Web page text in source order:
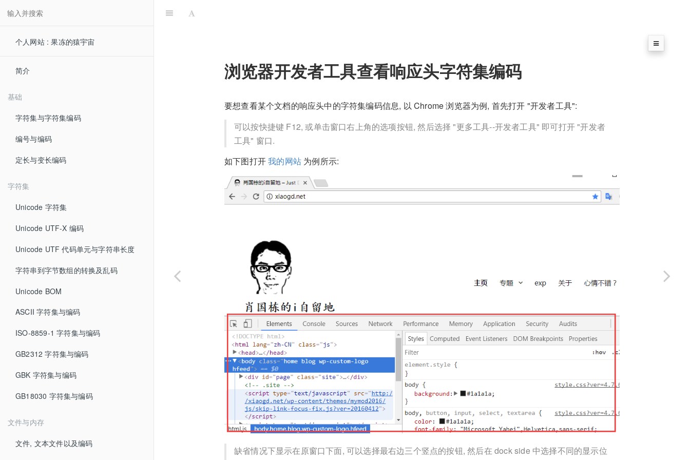
个人网站 : 果冻的猿宇宙
简介
基础
字符集与字符集编码
编号与编码
定长与变长编码
字符集
Unicode 字符集
Unicode UTF-X 编码
Unicode UTF 代码单元与字符串长度
字符串到字节数组的转换及乱码
Unicode BOM
ASCII 字符集与编码
ISO-8859-1 字符集与编码
GB2312 字符集与编码
GBK 字符集与编码
GB18030 字符集与编码
文件与内存
文件, 文本文件以及编码
浏览器开发者工具查看响应头字符集编码
要想查看某个文档的响应头中的字符集编码信息, 以 Chrome 浏览器为例, 首先打开 "开发者工具":
可以按快捷键 F12, 或单击窗口右上角的选项按钮, 然后选择 "更多工具--开发者工具" 即可打开 "开发者
工具" 窗口.
如下图打开我的网站 为例所示:
缺省情况下显示在原窗口下面, 可以选择最右边三个竖点的按钮, 然后在 dock side 中选择不同的显示位